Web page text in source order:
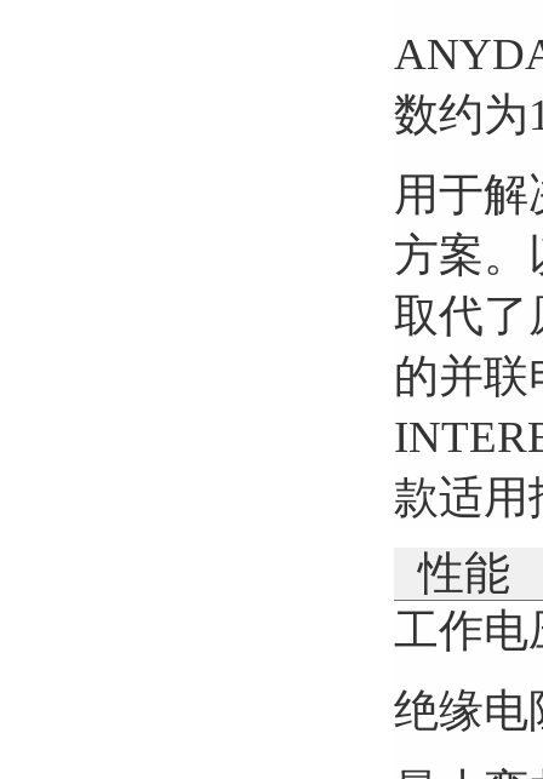
数约为
用于
方案。
取代了
的并联
款适用
性能
工作电
绝缘电